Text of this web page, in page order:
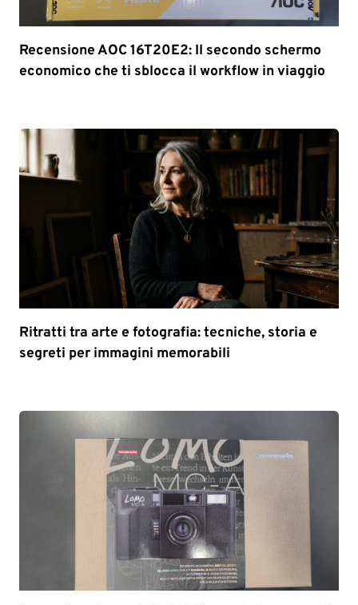
Recensione AOC 16T20E2: Il secondo schermo
economico che ti sblocca il workflow in viaggio
Ritratti tra arte e fotografia: tecniche, storia e
segreti per immagini memorabili